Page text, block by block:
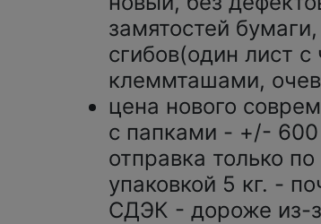
замятостей
сгибов(один лист
клеммташами,
цена нового
с папками - +/- 600
отправка только
упаковкой 5 кг. -
СДЭК - дороже из-